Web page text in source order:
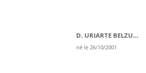
D. URIARTE BELZUNEGI
né le 26/10/2001